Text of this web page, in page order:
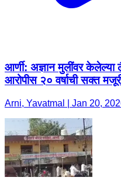
आर्णी: अज्ञान मुलींवर केलेल्या
आरोपीस २० वर्षाची सक्त
Arni, Yavatmal | Jan 20,